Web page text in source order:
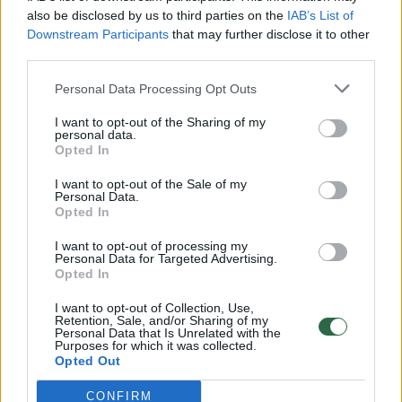
also be disclosed by us to third parties on the IAB’s List of
Downstream Participants that may further disclose it to other
Personal Data Processing Opt Outs
I want to opt-out of the Sharing of my
personal data.
Opted In
I want to opt-out of the Sale of my
Personal Data.
Opted In
I want to opt-out of processing my
Personal Data for Targeted Advertising.
Opted In
I want to opt-out of Collection, Use,
Retention, Sale, and/or Sharing of my
Personal Data that Is Unrelated with the
Purposes for which it was collected.
Opted Out
CONFIRM
Žinios | Lietuvos diena
00:00:30
Vaizdai iš tragiškos avarijos Vilniaus r.: dviejų moterų ir
vaiko gyvybių išgelbėti nepavyko
Žinios | Lietuvos diena
00:00:59
Nufilmavo, kaip patvino Vilniaus Vakarinis aplinkkelis:
Žinios | Lietuvos diena
„Pagarba pirmajai premjerei“: pasidalijo jautriais
prisiminimais apie Kazimierą Prunskienę
Žinios